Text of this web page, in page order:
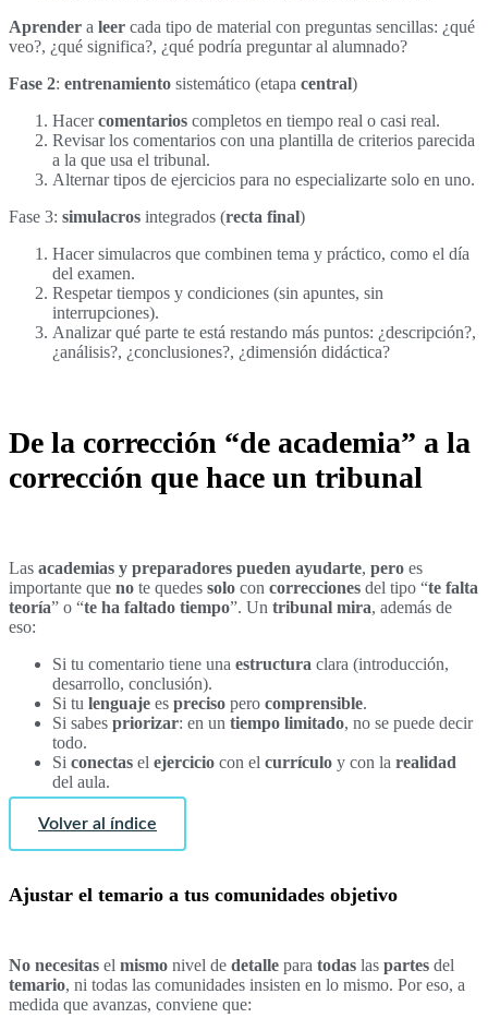
Aprender a leer cada tipo de material con preguntas sencillas: ¿qué
veo?, ¿qué significa?, ¿qué podría preguntar al alumnado?
Fase 2: entrenamiento sistemático (etapa central)
Hacercomentarios completos en tiempo real o casi real.
Revisar los comentarios con una plantilla de criterios parecida
a la que usa el tribunal.
Alternar tipos de ejercicios para no especializarte solo en uno.
Fase 3: simulacros integrados (recta final)
Hacer simulacros que combinen tema y práctico, como el día
del examen.
Respetar tiempos y condiciones (sin apuntes, sin
interrupciones).
Analizar qué parte te está restando más puntos: ¿descripción?,
¿análisis?, ¿conclusiones?, ¿dimensión didáctica?
De la corrección “de academia” a la
corrección que hace un tribunal
Las academias y preparadores pueden ayudarte, pero es
importante que no te quedes solo con correcciones del tipo “te falta
teoría” o “te ha faltado tiempo”. Un tribunal mira, además de
eso:
Si tu comentario tiene una estructura clara (introducción,
desarrollo, conclusión).
Si tu lenguaje es preciso pero comprensible.
Si sabes priorizar: en un tiempo limitado, no se puede decir
todo.
Si conectas el ejercicio con el currículo y con la realidad
del aula.
Volver al índice
Ajustar el temario a tus comunidades objetivo
No necesitas el mismo nivel de detalle para todas las partes del
temario, ni todas las comunidades insisten en lo mismo. Por eso, a
medida que avanzas, conviene que: